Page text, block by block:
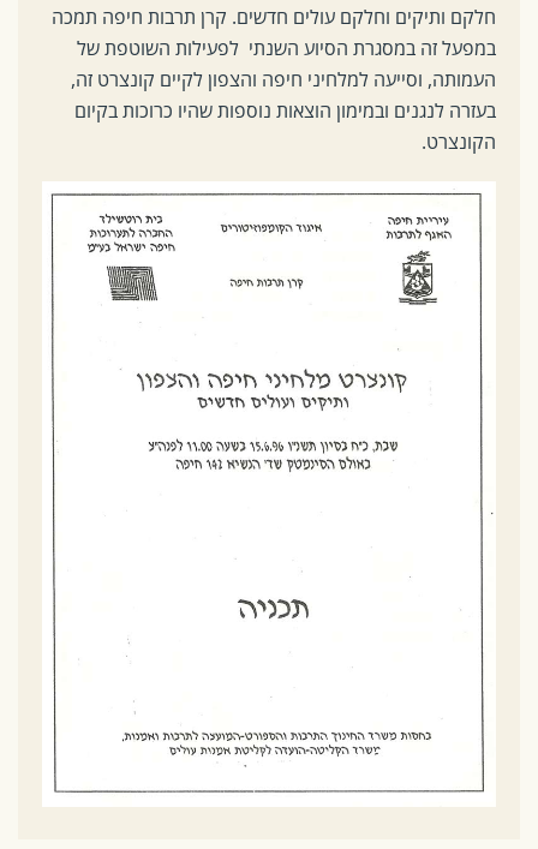
חלקם ותיקים וחלקם עולים חדשים. קרן תרבות חיפה תמכה
במפעל זה במסגרת הסיוע השנתי לפעילות השוטפת של
העמותה, וסייעה למלחיני חיפה והצפון לקיים קונצרט זה,
בעזרה לנגנים ובמימון הוצאות נוספות שהיו כרוכות בקיום
הקונצרט.